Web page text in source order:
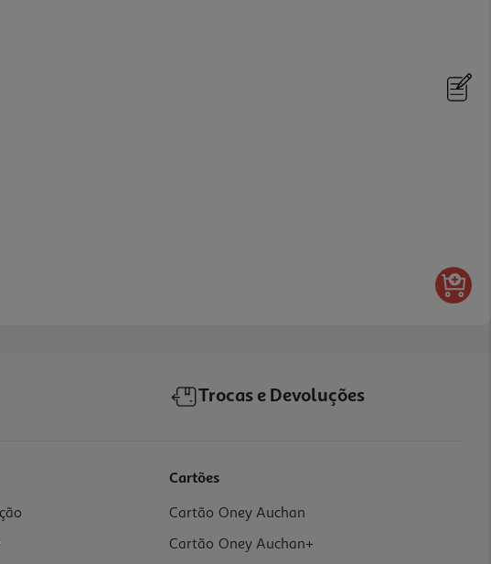
Trocas e Devoluções
Cartões
Cartão Oney Auchan
Cartão Oney Auchan+